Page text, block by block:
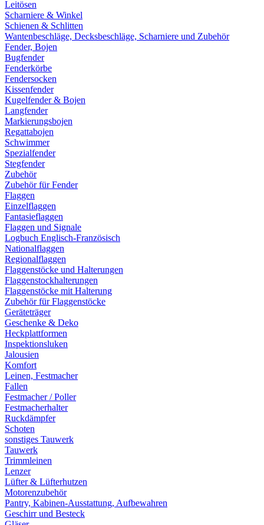
Leitösen
Scharniere & Winkel
Schienen & Schlitten
Wantenbeschläge, Decksbeschläge, Scharniere und Zubehör
Fender, Bojen
Bugfender
Fenderkörbe
Fendersocken
Kissenfender
Kugelfender & Bojen
Langfender
Markierungsbojen
Regattabojen
Schwimmer
Spezialfender
Stegfender
Zubehör
Zubehör für Fender
Flaggen
Einzelflaggen
Fantasieflaggen
Flaggen und Signale
Logbuch Englisch-Französisch
Nationalflaggen
Regionalflaggen
Flaggenstöcke und Halterungen
Flaggenstockhalterungen
Flaggenstöcke mit Halterung
Zubehör für Flaggenstöcke
Geräteträger
Geschenke & Deko
Heckplattformen
Inspektionsluken
Jalousien
Komfort
Leinen, Festmacher
Fallen
Festmacher / Poller
Festmacherhalter
Ruckdämpfer
Schoten
sonstiges Tauwerk
Tauwerk
Trimmleinen
Lenzer
Lüfter & Lüfterhutzen
Motorenzubehör
Pantry, Kabinen-Ausstattung, Aufbewahren
Geschirr und Besteck